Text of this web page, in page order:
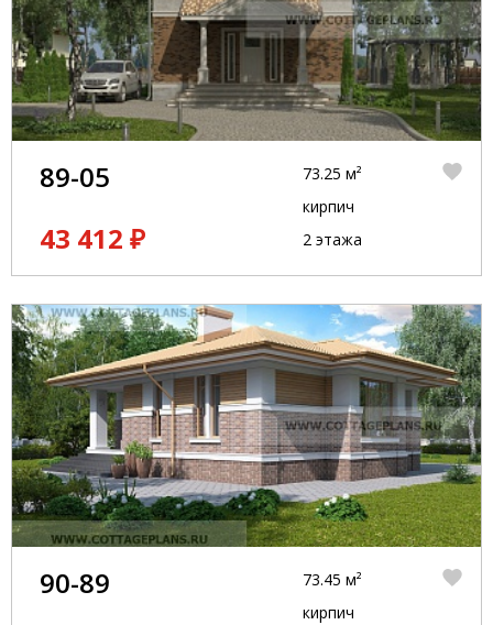
89-05
43 412 ₽
73.25 м²
кирпич
2 этажа
90-89
73.45 м²
кирпич